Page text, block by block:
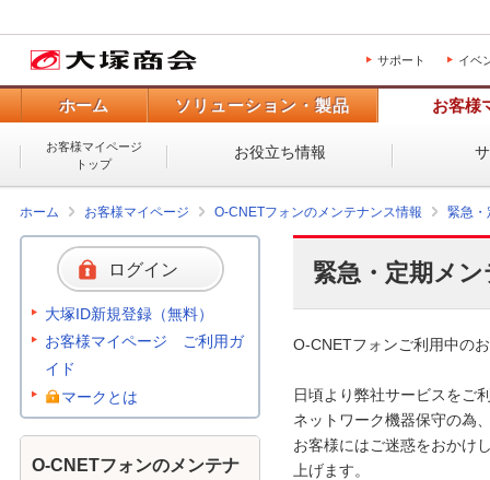
サポート イベ
ホーム ソリューション・製品 お客様
お客様マイページ
トップ
お役立ち情報
ホーム お客様マイページ O-CNETフォンのメンテナンス情報 緊急・
緊急・定期メ
O-CNETフォンご利用中の
日頃より弊社サービスをご
ネットワーク機器保守の為
お客様にはご迷惑をおかけ
上げます。
ログイン
大塚ID新規登録（無料）
お客様マイページ ご利用ガ
イド
マークとは
O-CNETフォンのメンテナ